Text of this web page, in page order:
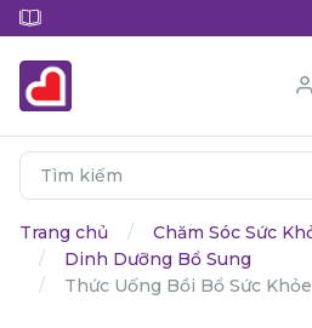
Trang chủ
Chăm Sóc Sức
Dinh Dưỡng Bổ Sung
Thức Uống Bồi Bổ Sức Khỏe